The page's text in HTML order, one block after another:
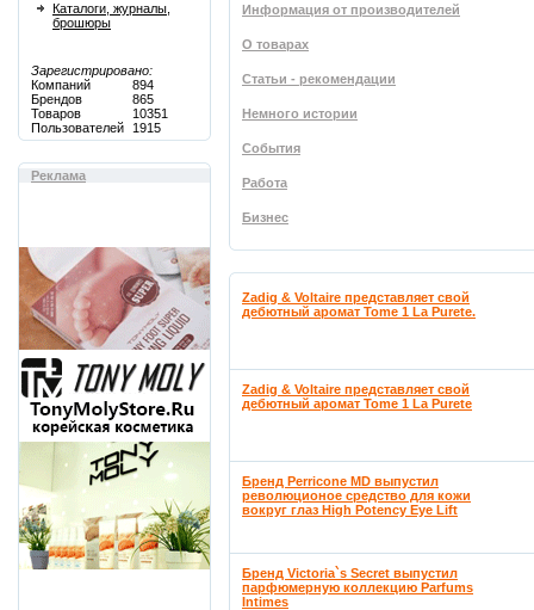
Каталоги, журналы,
брошюры
Зарегистрировано:
Компаний
894
Брендов
865
Товаров
10351
Пользователей
1915
Реклама
Информация от производителей
О товарах
Статьи - рекомендации
Немного истории
События
Работа
Бизнес
Zadig & Voltaire представляет свой
дебютный аромат Tome 1 La Purete.
Zadig & Voltaire представляет свой
дебютный аромат Tome 1 La Purete
Бренд Perricone MD выпустил
революционое средство для кожи
вокруг глаз High Potency Eye Lift
Бренд Victoria`s Secret выпустил
парфюмерную коллекцию Parfums
Intimes